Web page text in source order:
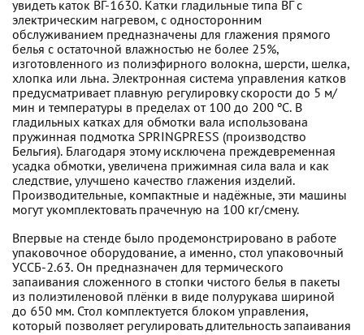
увидеть каток ВГ-1630. Катки гладильные типа ВГ с
электрическим нагревом, с односторонним
обслуживанием предназначены для глажения прямого
белья с остаточной влажностью не более 25%,
изготовленного из полиэфирного волокна, шерсти, шелка,
хлопка или льна. Электронная система управления катков
предусматривает плавную регулировку скорости до 5 м/
мин и температуры в пределах от 100 до 200 ºС. В
гладильных катках для обмотки вала использована
пружинная подмотка SPRINGPRESS (производство
Бельгия). Благодаря этому исключена преждевременная
усадка обмотки, увеличена прижимная сила вала и как
следствие, улучшено качество глажения изделий.
Производительные, компактные и надёжные, эти машины
могут укомплектовать прачечную на 100 кг/смену.
Впервые на стенде было продемонстрировано в работе
упаковочное оборудование, а именно, стол упаковочный
УССБ-2.63. Он предназначен для термического
запаивания сложенного в стопки чистого белья в пакеты
из полиэтиленовой плёнки в виде полурукава шириной
до 650 мм. Стол комплектуется блоком управления,
который позволяет регулировать длительность запаивания